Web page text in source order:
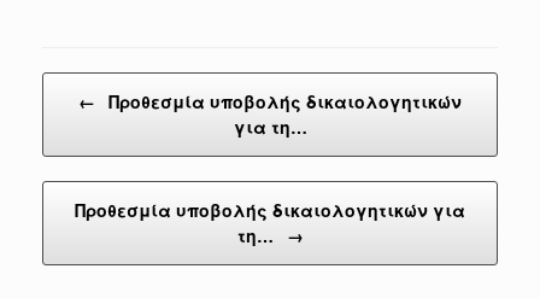
Post navigation
← Προθεσμία υποβολής δικαιολογητικών
για τη…
Προθεσμία υποβολής δικαιολογητικών για
τη…
→